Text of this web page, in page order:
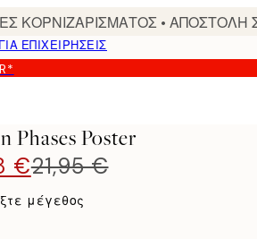
ΚΟΡΝΙΖΑΡΙΣΜΑΤΟΣ • ΑΠΟΣΤΟΛΗ
ΓΙΑ ΕΠΙΧΕΙΡΗΣΕΙΣ
Phases Poster
€21,95 €
μέγεθος